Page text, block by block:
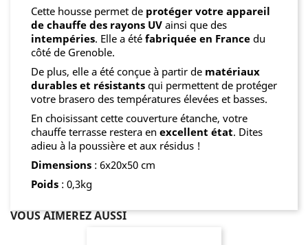
Cette housse permet de protéger votre appareil
de chauffe des rayons UV ainsi que des
intempéries. Elle a été fabriquée en France du
côté de Grenoble.
De plus, elle a été conçue à partir de matériaux
durables et résistants qui permettent de protéger
votre brasero des températures élevées et basses.
En choisissant cette couverture étanche, votre
chauffe terrasse restera en excellent état. Dites
adieu à la poussière et aux résidus !
Dimensions : 6x20x50 cm
Poids : 0,3kg
VOUS AIMEREZ AUSSI